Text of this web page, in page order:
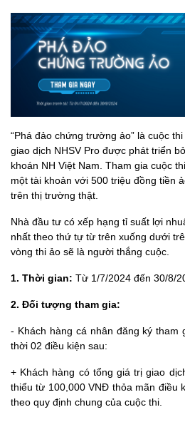
“Phá đảo chứng trường ảo” là cuộc
giao dịch NHSV Pro được phát triển
khoán NH Việt Nam. Tham gia cuộc
một tài khoản với 500 triệu đồng tiền
trên thị trường thật.
Nhà đầu tư có xếp hạng tỉ suất lợi
nhất theo thứ tự từ trên xuống dưới
vòng thi ảo sẽ là người thắng cuộc.
1. Thời gian: Từ 1/7/2024 đến 30/8/
2. Đối tượng tham gia:
- Khách hàng cá nhân đăng ký tham
thời 02 điều kiện sau:
+ Khách hàng có tổng giá trị giao
thiểu từ 100,000 VNĐ thỏa mãn điều
theo quy định chung của cuộc thi.